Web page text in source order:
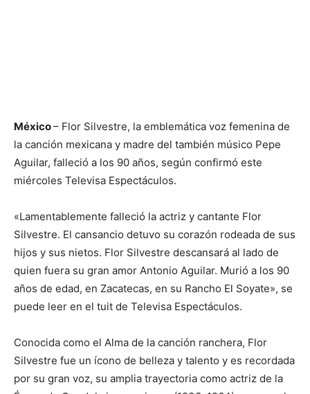
México– Flor Silvestre, la emblemática voz femenina de
la canción mexicana y madre del también músico Pepe
Aguilar, falleció a los 90 años, según confirmó este
miércoles Televisa Espectáculos.
«Lamentablemente falleció la actriz y cantante Flor
Silvestre. El cansancio detuvo su corazón rodeada de sus
hijos y sus nietos. Flor Silvestre descansará al lado de
quien fuera su gran amor Antonio Aguilar. Murió a los 90
años de edad, en Zacatecas, en su Rancho El Soyate», se
puede leer en el tuit de Televisa Espectáculos.
Conocida como el Alma de la canción ranchera, Flor
Silvestre fue un ícono de belleza y talento y es recordada
por su gran voz, su amplia trayectoria como actriz de la